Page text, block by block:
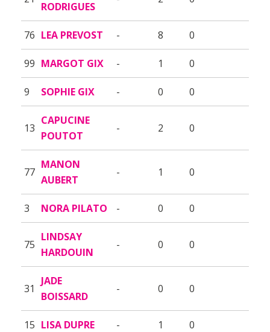
RODRIGUES
76 LEA PREVOST - 8 0
99 MARGOT GIX - 1 0
9 SOPHIE GIX - 0 0
13
CAPUCINE
POUTOT
- 2 0
77
MANON
AUBERT
- 1 0
3 NORA PILATO - 0 0
75
LINDSAY
HARDOUIN
- 0 0
31
JADE
BOISSARD
- 0 0
15 LISA DUPRE - 1 0